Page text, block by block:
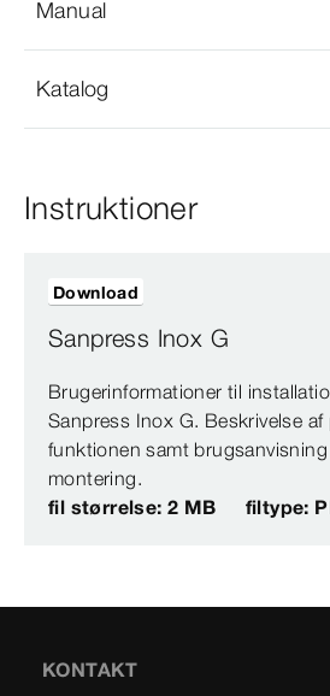
Manual
Katalog
Instruktioner
Sanpress Inox G
Brugerinformationer til
Sanpress Inox G. Beskrivelse
funktionen samt
montering.
fil størrelse: 2 MB
filtype:
Download
KONTAKT